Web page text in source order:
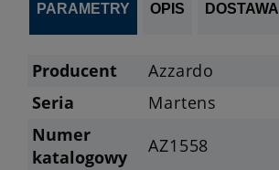
PARAMETRY OPIS DOSTAWA
Producent
Azzardo
Seria
Martens
Numer
katalogowy
AZ1558